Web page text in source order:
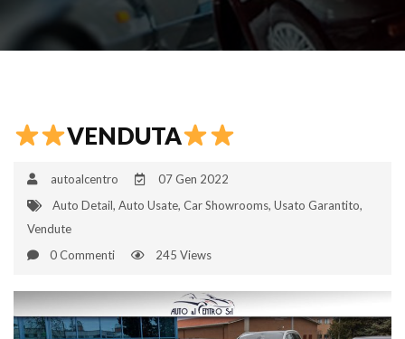
VENDUTA
autoalcentro
07 Gen 2022
Auto Detail, Auto Usate, Car Showrooms, Usato Garantito,
Vendute
0 Commenti
245 Views